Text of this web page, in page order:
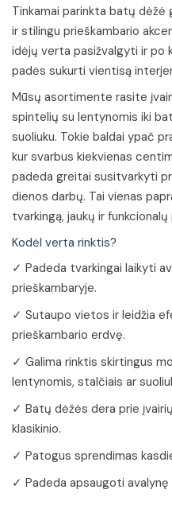
Tinkamai parinkta batų
ir stilingu prieškambario
idėjų verta pasižvalgyti ir po
padės sukurti vientisą
Mūsų asortimente rasite
spintelių su lentynomis iki
suoliuku. Tokie baldai ypač
kur svarbus kiekvienas
padeda greitai susitvarkyti
dienos darbų. Tai vienas
tvarkingą, jaukų ir
Kodėl verta rinktis?
✓ Padeda tvarkingai laikyti
prieškambaryje.
✓ Sutaupo vietos ir leidžia
prieškambario erdvę.
✓ Galima rinktis skirtingus
lentynomis, stalčiais ar
✓ Batų dėžės dera prie
klasikinio.
✓ Patogus sprendimas
✓ Padeda apsaugoti avalynę